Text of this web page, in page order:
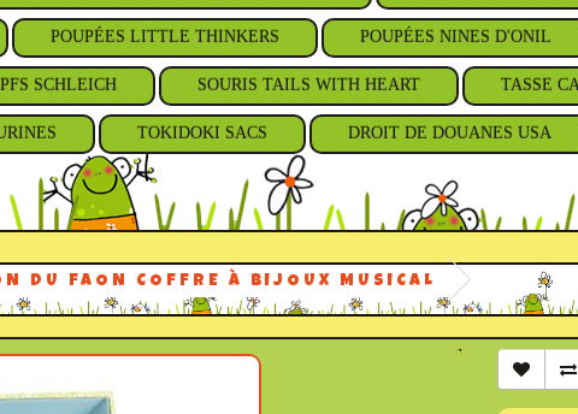
POUPÉES LITTLE THINKERS POUPÉES NINES D'ONIL
SCHLEICH SOURIS TAILS WITH HEART TASSE
TOKIDOKI SACS DROIT DE DOUANES USA
DU FAON COFFRE À BIJOUX MUSICAL